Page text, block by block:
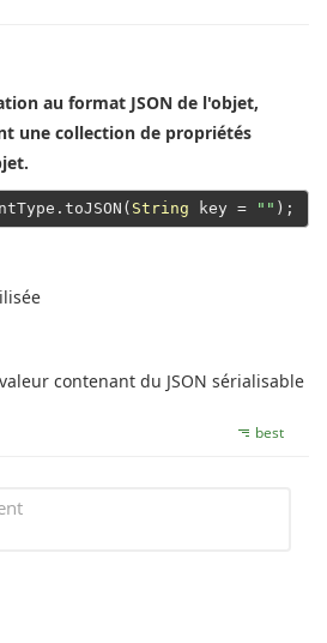
au format JSON de l'objet,
une collection de propriétés
String key = ""
contenant du JSON sérialisable